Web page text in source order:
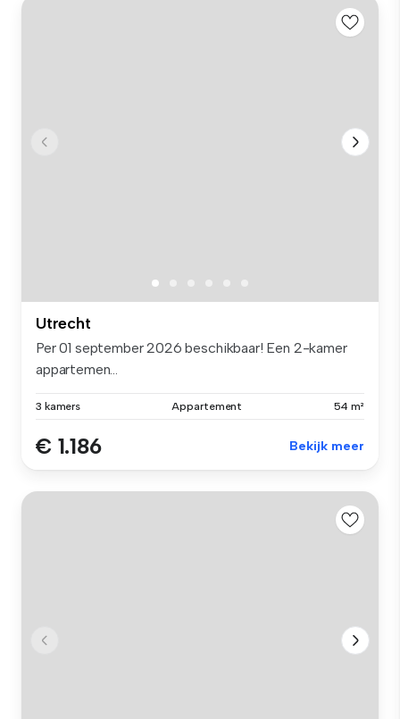
Utrecht
Per 01 september 2026 beschikbaar! Een 2-kamer
appartemen...
3 kamers Appartement 54 m²
€ 1.186 Bekijk meer